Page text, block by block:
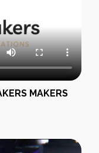
MAKERS